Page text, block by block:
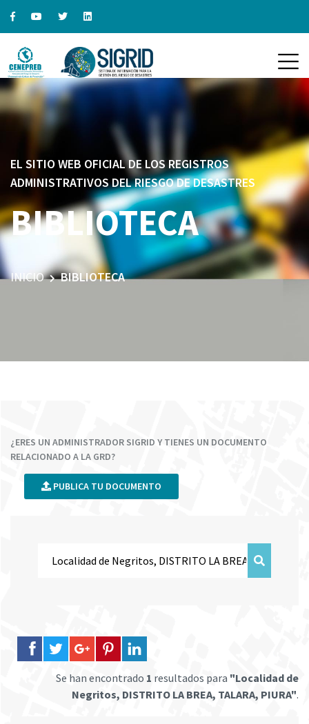
EL SITIO WEB OFICIAL DE LOS REGISTROS
ADMINISTRATIVOS DEL RIESGO DE DESASTRES
BIBLIOTECA
INICIO BIBLIOTECA
¿ERES UN ADMINISTRADOR SIGRID Y TIENES UN DOCUMENTO
RELACIONADO A LA GRD?
PUBLICA TU DOCUMENTO
Se han encontrado 1 resultados para "Localidad de
Negritos, DISTRITO LA BREA, TALARA, PIURA".